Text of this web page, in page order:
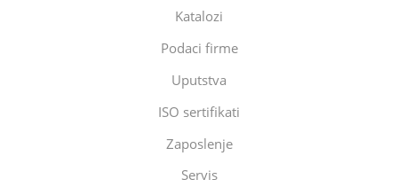
Katalozi
Podaci firme
Uputstva
ISO sertifikati
Zaposlenje
Servis